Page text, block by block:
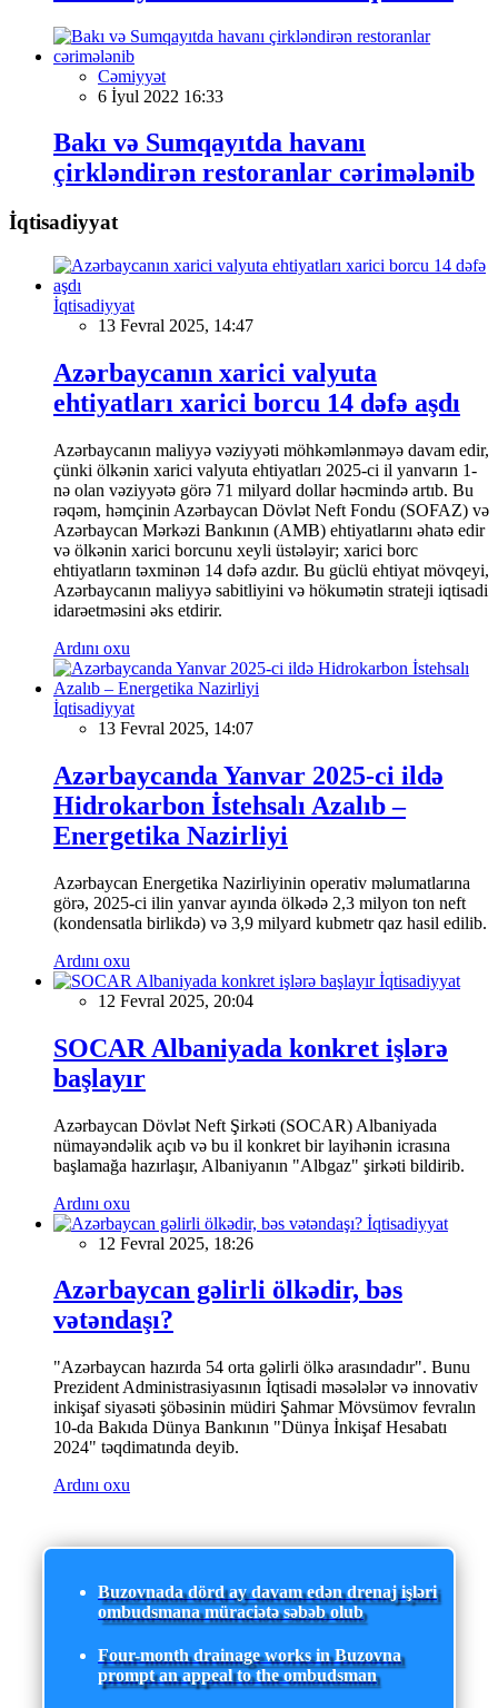
Cəmiyyət
6 İyul 2022 16:33
Bakı və Sumqayıtda havanı
çirkləndirən restoranlar cərimələnib
İqtisadiyyat
İqtisadiyyat
13 Fevral 2025, 14:47
Azərbaycanın xarici valyuta
ehtiyatları xarici borcu 14 dəfə aşdı
Azərbaycanın maliyyə vəziyyəti möhkəmlənməyə davam edir,
çünki ölkənin xarici valyuta ehtiyatları 2025-ci il yanvarın 1-
nə olan vəziyyətə görə 71 milyard dollar həcmində artıb. Bu
rəqəm, həmçinin Azərbaycan Dövlət Neft Fondu (SOFAZ) və
Azərbaycan Mərkəzi Bankının (AMB) ehtiyatlarını əhatə edir
və ölkənin xarici borcunu xeyli üstələyir; xarici borc
ehtiyatların təxminən 14 dəfə azdır. Bu güclü ehtiyat mövqeyi,
Azərbaycanın maliyyə sabitliyini və hökumətin strateji iqtisadi
idarəetməsini əks etdirir.
Ardını oxu
İqtisadiyyat
13 Fevral 2025, 14:07
Azərbaycanda Yanvar 2025-ci ildə
Hidrokarbon İstehsalı Azalıb –
Energetika Nazirliyi
Azərbaycan Energetika Nazirliyinin operativ məlumatlarına
görə, 2025-ci ilin yanvar ayında ölkədə 2,3 milyon ton neft
(kondensatla birlikdə) və 3,9 milyard kubmetr qaz hasil edilib.
Ardını oxu
İqtisadiyyat
12 Fevral 2025, 20:04
SOCAR Albaniyada konkret işlərə
başlayır
Azərbaycan Dövlət Neft Şirkəti (SOCAR) Albaniyada
nümayəndəlik açıb və bu il konkret bir layihənin icrasına
başlamağa hazırlaşır, Albaniyanın "Albgaz" şirkəti bildirib.
Ardını oxu
İqtisadiyyat
12 Fevral 2025, 18:26
Azərbaycan gəlirli ölkədir, bəs
vətəndaşı?
"Azərbaycan hazırda 54 orta gəlirli ölkə arasındadır". Bunu
Prezident Administrasiyasının İqtisadi məsələlər və innovativ
inkişaf siyasəti şöbəsinin müdiri Şahmar Mövsümov fevralın
10-da Bakıda Dünya Bankının "Dünya İnkişaf Hesabatı
2024" təqdimatında deyib.
Ardını oxu
Buzovnada dörd ay davam edən drenaj işləri
ombudsmana müraciətə səbəb olub
Four-month drainage works in Buzovna
prompt an appeal to the ombudsman